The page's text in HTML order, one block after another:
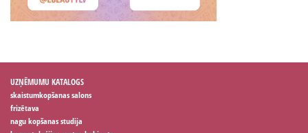
UZŅĒMUMU KATALOGS
skaistumkopšanas salons
frizētava
nagu kopšanas studija